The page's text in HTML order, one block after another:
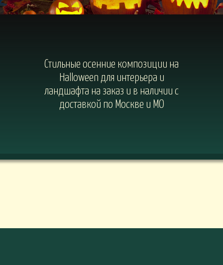
Стильные осенние композиции на
Halloween для интерьера и
ландшафта на заказ и в наличии с
доставкой по Москве и МО